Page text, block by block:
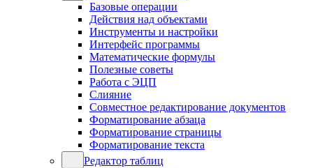
Базовые операции
Действия над объектами
Инструменты и настройки
Интерфейс программы
Математические формулы
Полезные советы
Работа с ЭЦП
Слияние
Совместное редактирование документов
Форматирование абзаца
Форматирование страницы
Форматирование текста
Редактор таблиц